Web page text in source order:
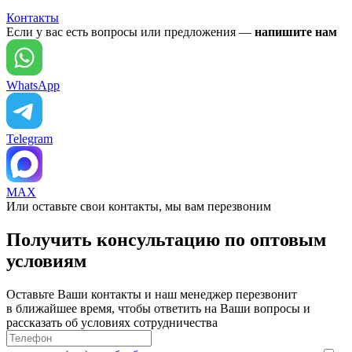
Контакты
Если у вас есть вопросы или предложения — напишите нам
WhatsApp
Telegram
MAX
Или оставьте свои контакты, мы вам перезвоним
Получить консультацию по оптовым
условиям
Оставьте Ваши контакты и наш менеджер перезвонит
в ближайшее время, чтобы ответить на Ваши вопросы и
рассказать об условиях сотрудничества